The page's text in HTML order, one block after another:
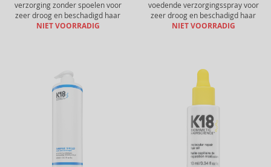
verzorging zonder spoelen voor
zeer droog en beschadigd haar
NIET VOORRADIG
voedende verzorgingsspray voor
zeer droog en beschadigd haar
NIET VOORRADIG